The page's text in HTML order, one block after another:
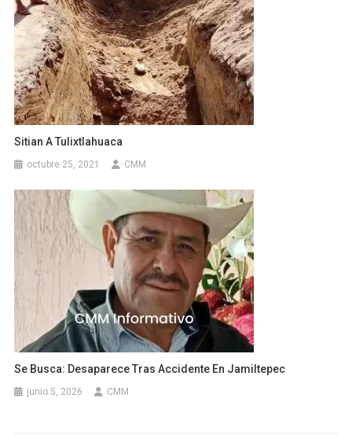
Sitian A Tulixtlahuaca
octubre 25, 2021 CMM
Se Busca: Desaparece Tras Accidente En Jamiltepec
junio 5, 2026 CMM